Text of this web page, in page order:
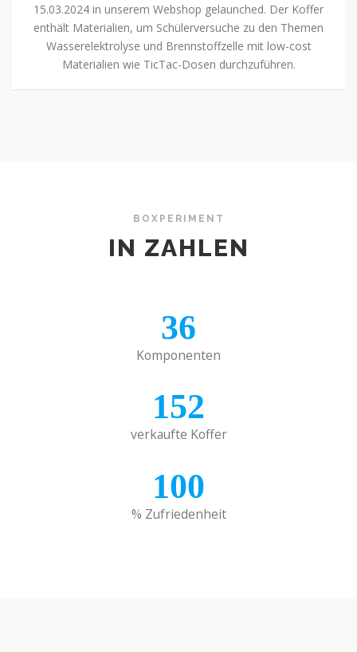
15.03.2024 in unserem Webshop gelaunched. Der Koffer
enthält Materialien, um Schülerversuche zu den Themen
Wasserelektrolyse und Brennstoffzelle mit low-cost
Materialien wie TicTac-Dosen durchzuführen.
BOXPERIMENT
IN ZAHLEN
36
Komponenten
152
verkaufte Koffer
100
% Zufriedenheit